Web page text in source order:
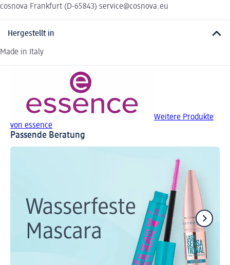
cosnova Frankfurt (D-65843) service@cosnova.eu
Hergestellt in
Made in Italy
Weitere Produkte
von essence
Passende Beratung